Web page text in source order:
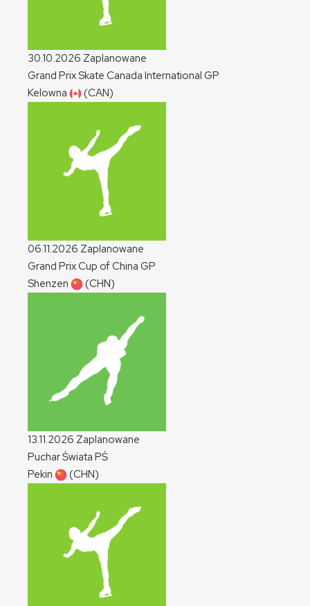
30.10.2026 Zaplanowane
Grand Prix Skate Canada International GP
Kelowna
(CAN)
06.11.2026 Zaplanowane
Grand Prix Cup of China GP
Shenzen
(CHN)
13.11.2026 Zaplanowane
Puchar Świata PŚ
Pekin
(CHN)